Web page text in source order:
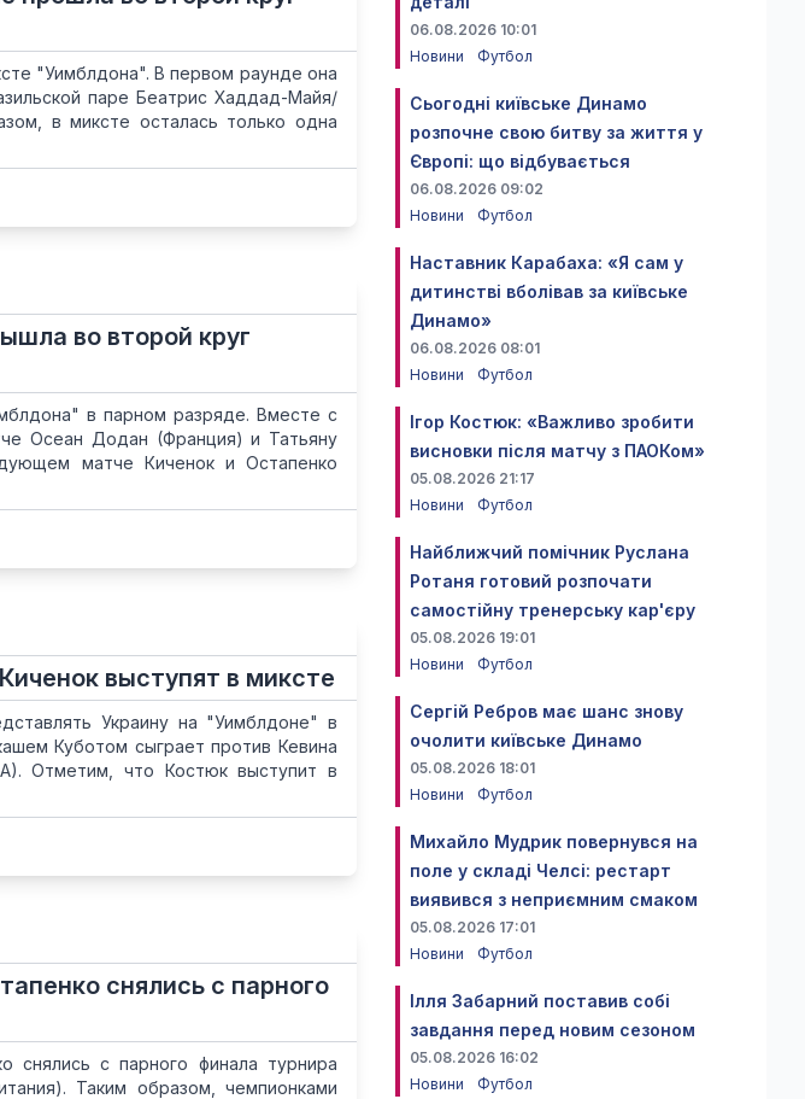
"Уимблдона". В первом раунде она
паре Беатрис Хаддад-Майя/
в миксте осталась только одна
во второй круг
в парном разряде. Вместе с
Осеан Додан (Франция) и Татьяну
матче Киченок и Остапенко
выступят в миксте
Украину на "Уимблдоне" в
Куботом сыграет против Кевина
Отметим, что Костюк выступит в
снялись с парного
снялись с парного финала турнира
Таким образом, чемпионками
06.08.2026 10:01
Новини
Футбол
Сьогодні київське Динамо
розпочне свою битву за життя у
Європі: що відбувається
06.08.2026 09:02
Новини
Футбол
Наставник Карабаха: «Я сам у
дитинстві вболівав за київське
Динамо»
06.08.2026 08:01
Новини
Футбол
Ігор Костюк: «Важливо зробити
висновки після матчу з ПАОКом»
05.08.2026 21:17
Новини
Футбол
Найближчий помічник Руслана
Ротаня готовий розпочати
самостійну тренерську кар'єру
05.08.2026 19:01
Новини
Футбол
Сергій Ребров має шанс знову
очолити київське Динамо
05.08.2026 18:01
Новини
Футбол
Михайло Мудрик повернувся на
поле у складі Челсі: рестарт
виявився з неприємним смаком
05.08.2026 17:01
Новини
Футбол
Ілля Забарний поставив собі
завдання перед новим сезоном
05.08.2026 16:02
Новини
Футбол